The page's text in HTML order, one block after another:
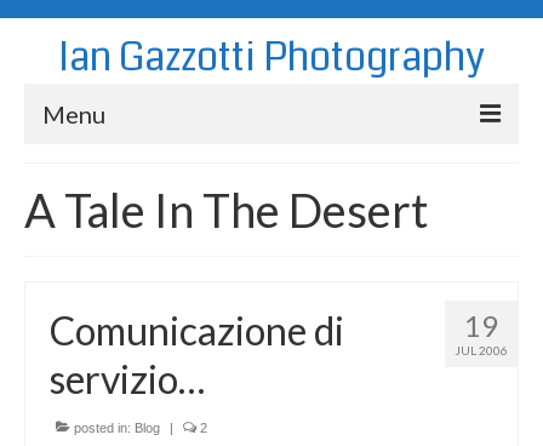
Ian Gazzotti Photography
Menu
Blog
About
Contact
A Tale In The Desert
19
JUL 2006
Comunicazione di
servizio…
posted in: Blog | 2